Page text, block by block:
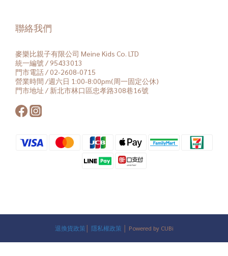
聯絡我們
麥樂比親子有限公司 Meine Kids Co. LTD
統一編號 / 95433013
門市電話 / 02-2608-0715
營業時間 /週六日 1:00-8:00pm(周一固定公休)
門市地址 / 新北市林口區忠孝路308巷16號
退換貨政策 隱私權政策 │ Powered by CUBi